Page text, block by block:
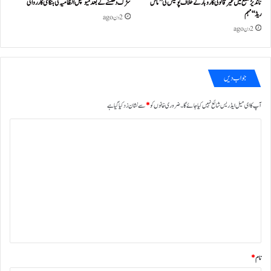
ناندیڑ ضلع میں غیر قانونی کاروبار کے خلاف پولیس کی ’’ماس
ریڈ‘‘ مہم
2 دن ago
سڑک دھنسنے کے بعد میونسپل انتظامیہ کی ہنگامی کارروائی
2 دن ago
جواب دیں
آپ کا ای میل ایڈریس شائع نہیں کیا جائے گا۔ضروری خانوں کو*سے نشان زد کیا گیا ہے
نام*